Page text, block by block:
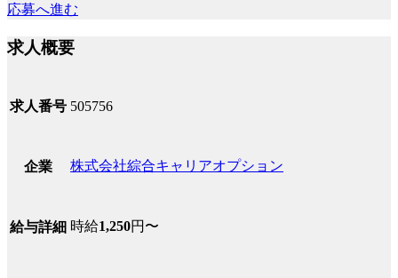
応募へ進む
求人概要
求人番号 505756
企業 株式会社綜合キャリアオプション
給与詳細 時給1,250円〜